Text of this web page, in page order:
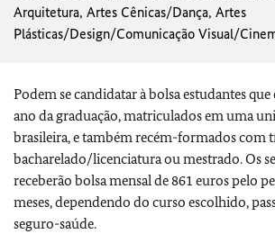
Arquitetura, Artes Cênicas/Dança, Artes
Plásticas/Design/Comunicação Visual/
Podem se candidatar à bolsa estudantes
ano da graduação, matriculados em uma
brasileira, e também recém-formados com
bacharelado/licenciatura ou mestrado. Os
receberão bolsa mensal de 861 euros pelo
meses, dependendo do curso escolhido,
seguro-saúde.